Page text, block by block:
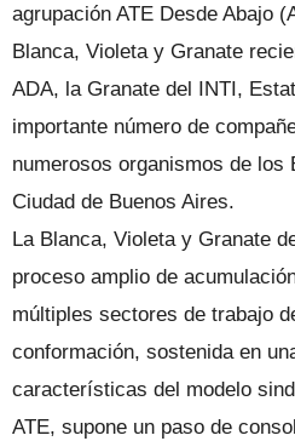
agrupación ATE Desde Abajo
Blanca, Violeta y Granate
ADA, la Granate del INTI,
importante número de
numerosos organismos de los
Ciudad de Buenos Aires.
La Blanca, Violeta y Granate
proceso amplio de
múltiples sectores de trabajo
conformación, sostenida en
características del modelo
ATE, supone un paso de